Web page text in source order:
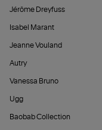
Jérôme Dreyfuss
Isabel Marant
Jeanne Vouland
Autry
Vanessa Bruno
Ugg
Baobab Collection